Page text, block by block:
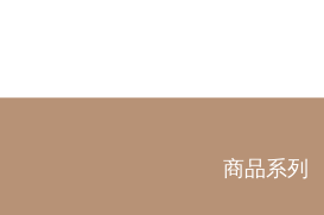
等較刺激且不環保的石化
商品系列